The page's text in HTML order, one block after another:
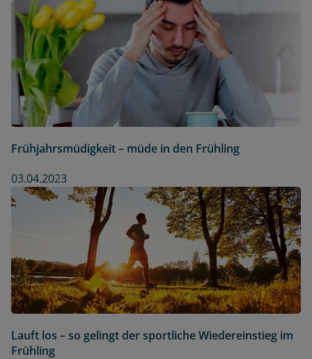
Frühjahrsmüdigkeit – müde in den Frühling
03.04.2023
Lauft los – so gelingt der sportliche Wiedereinstieg im
Frühling